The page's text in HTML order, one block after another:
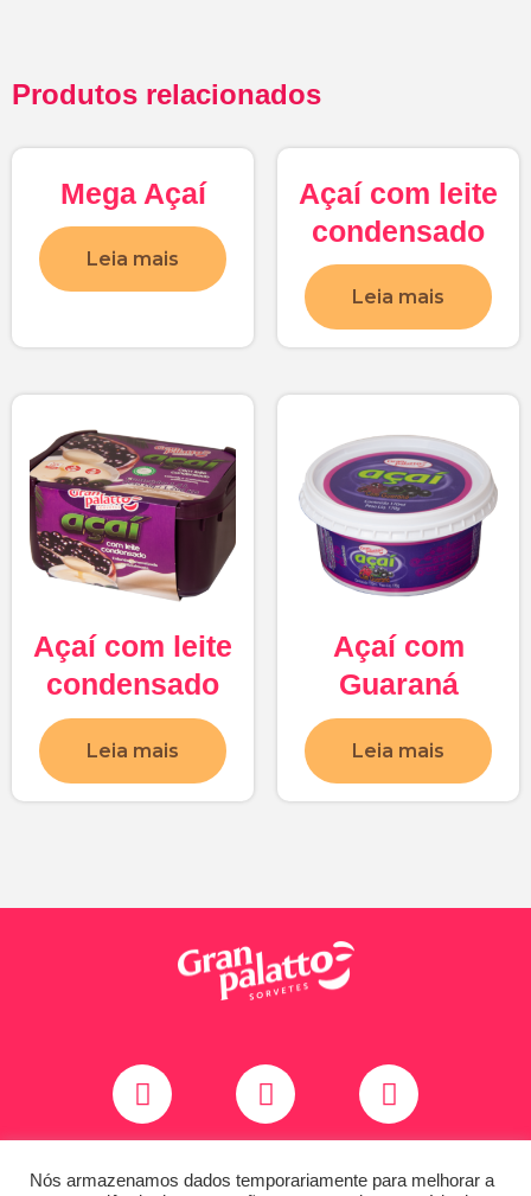
Produtos relacionados
Mega Açaí
Leia mais
Açaí com leite
condensado
Leia mais
Açaí com leite
condensado
Leia mais
Açaí com
Guaraná
Leia mais
Granpalatto
Nós armazenamos dados temporariamente para melhorar a